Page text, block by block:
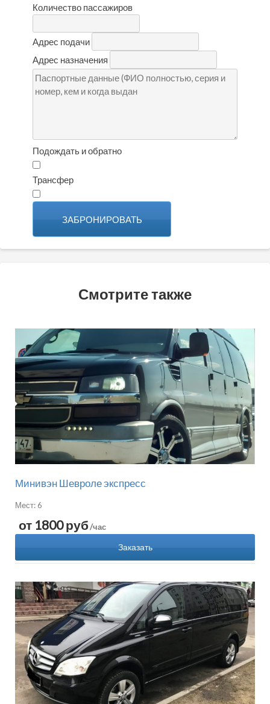
Количество пассажиров
Адрес подачи
Адрес назначения
Подождать и обратно
Трансфер
ЗАБРОНИРОВАТЬ
Смотрите также
Минивэн Шевроле экспресс
Мест: 6
от 1800 руб/час
Заказать